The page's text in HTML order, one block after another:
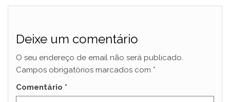
Deixe um comentário
O seu endereço de email não será publicado.
Campos obrigatórios marcados com *
Comentário *